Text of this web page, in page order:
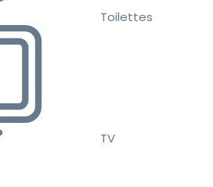
Toilettes
TV